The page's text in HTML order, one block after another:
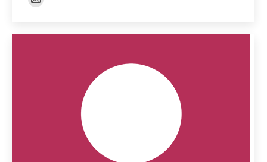
E-